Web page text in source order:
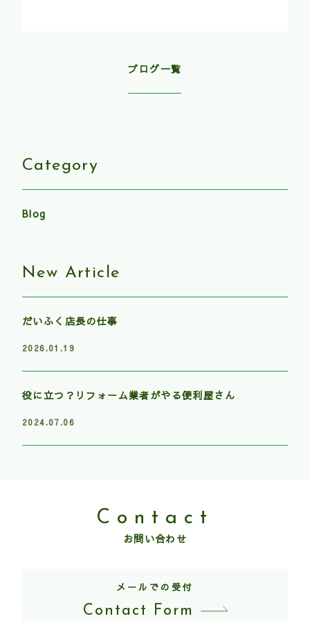
ブログ一覧
Category
Blog
New Article
だいふく店長の仕事
2026.01.19
役に立つ？リフォーム業者がやる便利屋さん
2024.07.06
Contact
お問い合わせ
メールでの受付
Contact Form